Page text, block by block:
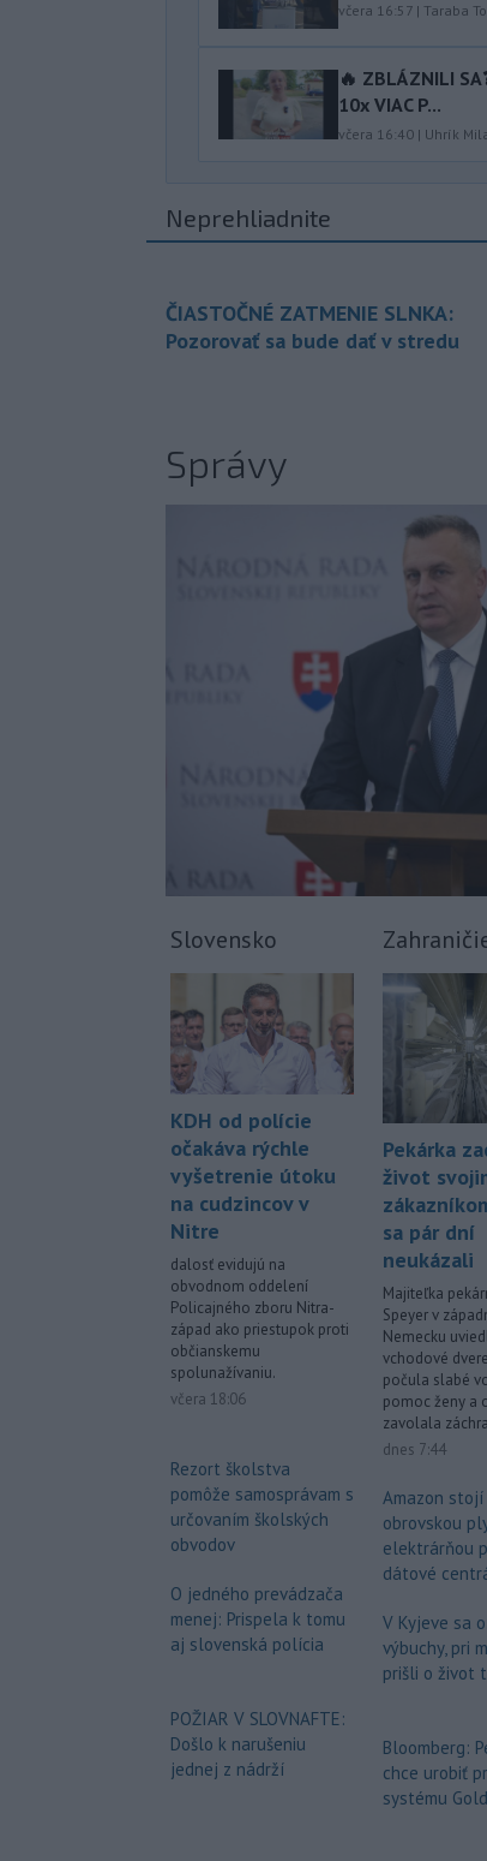
včera 16:57 | Taraba
🔥 ZBLÁZNILI
10x VIAC P...
včera 16:40 | Uhrík
Neprehliadnite
ČIASTOČNÉ ZATMENIE SLNKA:
Pozorovať sa bude dať v stredu
Správy
Slovensko
KDH od polície
očakáva rýchle
vyšetrenie útoku
na cudzincov v
Nitre
dalosť evidujú na
obvodnom oddelení
Policajného zboru Nitra-
západ ako priestupok proti
občianskemu
spolunažívaniu.
včera 18:06
Rezort školstva
pomôže samosprávam s
určovaním školských
obvodov
O jedného prevádzača
menej: Prispela k tomu
aj slovenská polícia
POŽIAR V SLOVNAFTE:
Došlo k narušeniu
jednej z nádrží
Pekárka
život
sa pár dní
neukázali
Majiteľka
Speyer v
Nemecku
vchodové
počula slabé
pomoc ženy a
zavolala
dnes 7:44
Amazon stojí
obrovskou
elektrárňou
dátové
V Kyjeve sa
výbuchy, pri
prišli o život
Bloomberg:
chce urobiť
systému